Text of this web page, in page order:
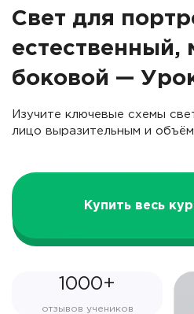
Свет для
естественный,
боковой —
Изучите ключевые схемы
лицо выразительным и
Купить весь
1000+
отзывов учеников